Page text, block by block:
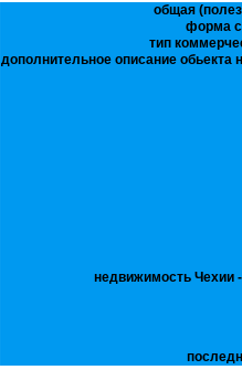
общая
форма
тип
дополнительное описание обьекта
недвижимость Чехии